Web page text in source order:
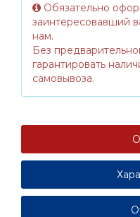
Обязательно
заинтересовавший
нам.
Без
гарантировать
самовывоза.